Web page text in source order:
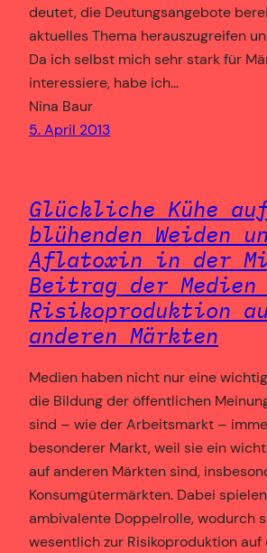
deutet, die Deutungsangebote
aktuelles Thema herauszugreifen
Da ich selbst mich sehr stark für
interessiere, habe ich…
Nina Baur
5. April 2013
Glückliche Kühe
blühenden Weiden
Aflatoxin in der
Beitrag der
Risikoproduktion
anderen Märkten
Medien haben nicht nur eine
die Bildung der öffentlichen
sind – wie der Arbeitsmarkt –
besonderer Markt, weil sie ein
auf anderen Märkten sind,
Konsumgütermärkten. Dabei
ambivalente Doppelrolle, wodurch
wesentlich zur Risikoproduktion